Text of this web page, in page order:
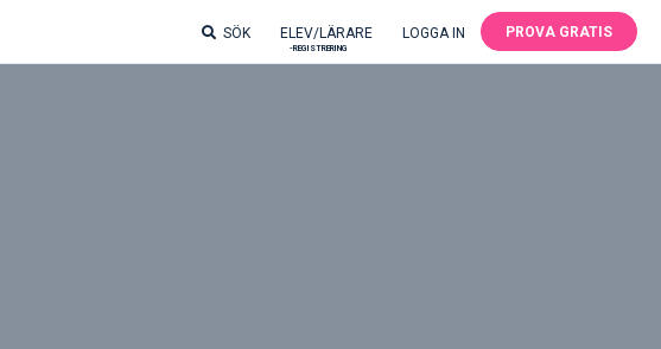
SÖK ELEV/LÄRARE
-REGISTRERING
LOGGA IN PROVA GRATIS